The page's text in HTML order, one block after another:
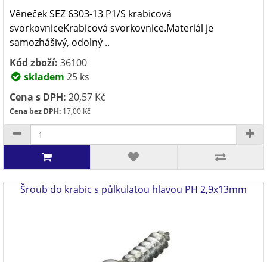
Věneček SEZ 6303-13 P1/S krabicová
svorkovniceKrabicová svorkovnice.Materiál je
samozhášivý, odolný ..
Kód zboží: 36100
skladem 25 ks
Cena s DPH: 20,57 Kč
Cena bez DPH: 17,00 Kč
Šroub do krabic s půlkulatou hlavou PH 2,9x13mm